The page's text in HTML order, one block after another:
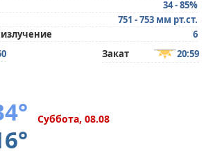
34 - 85%
751 - 753 мм рт.ст.
6
Закат 20:59
Суббота, 08.08